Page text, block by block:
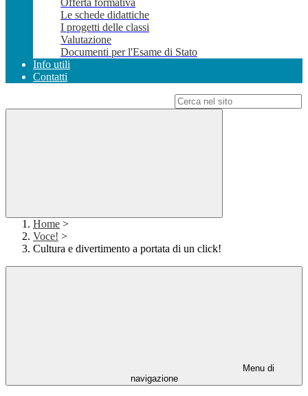
Offerta formativa
Le schede didattiche
I progetti delle classi
Valutazione
Documenti per l'Esame di Stato
Info utili
Contatti
Home >
Voce! >
Cultura e divertimento a portata di un click!
Menu di
navigazione